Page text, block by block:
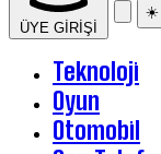
ÜYE GİRİŞİ
☀️
Teknoloji
Oyun
Otomobil